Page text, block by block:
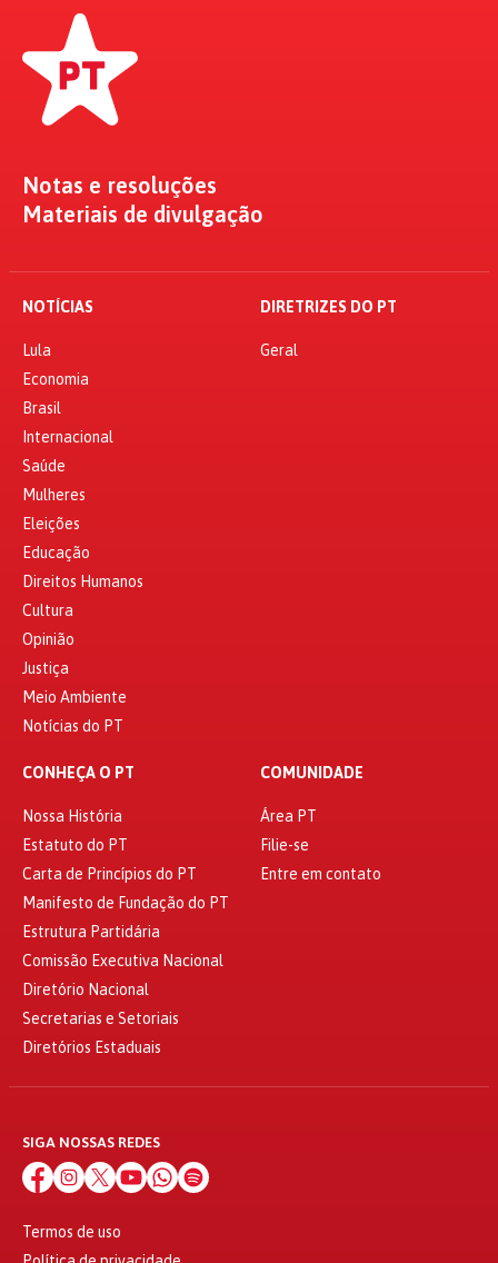
Notas e resoluções
Materiais de divulgação
NOTÍCIAS
Lula
Economia
Brasil
Internacional
Saúde
Mulheres
Eleições
Educação
Direitos Humanos
Cultura
Opinião
Justiça
Meio Ambiente
Notícias do PT
DIRETRIZES DO PT
Geral
CONHEÇA O PT
Nossa História
Estatuto do PT
Carta de Princípios do PT
Manifesto de Fundação do PT
Estrutura Partidária
Comissão Executiva Nacional
Diretório Nacional
Secretarias e Setoriais
Diretórios Estaduais
COMUNIDADE
Área PT
Filie-se
Entre em contato
SIGA NOSSAS REDES
Termos de uso